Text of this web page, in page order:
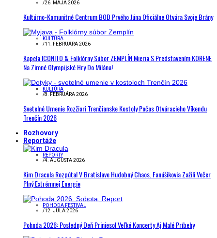
/26. MÁJA 2026
Kultúrno-Komunitné Centrum BOD Prvého Júna Oficiálne Otvára Svoje Brány
KULTÚRA
/11. FEBRUÁRA 2026
Kapela ICONITO & Folklórny Súbor ZEMPLÍN Mieria S Predstavením KORENE
Na Zimné Olympijské Hry Do Milána!
KULTÚRA
/8. FEBRUÁRA 2026
Svetelné Umenie Rozžiari Trenčianske Kostoly Počas Otváracieho Víkendu
Trenčín 2026
Rozhovory
Reportáže
REPORTY
/4. AUGUSTA 2026
Kim Dracula Rozpútal V Bratislave Hudobný Chaos. Fanúšikovia Zažili Večer
Plný Extrémnej Energie
POHODA FESTIVAL
/12. JÚLA 2026
Pohoda 2026: Posledný Deň Priniesol Veľké Koncerty Aj Malé Príbehy